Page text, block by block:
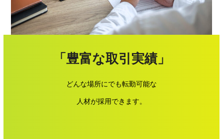
「豊富な取引実績」
どんな場所にでも転勤可能な
人材が採用できます。